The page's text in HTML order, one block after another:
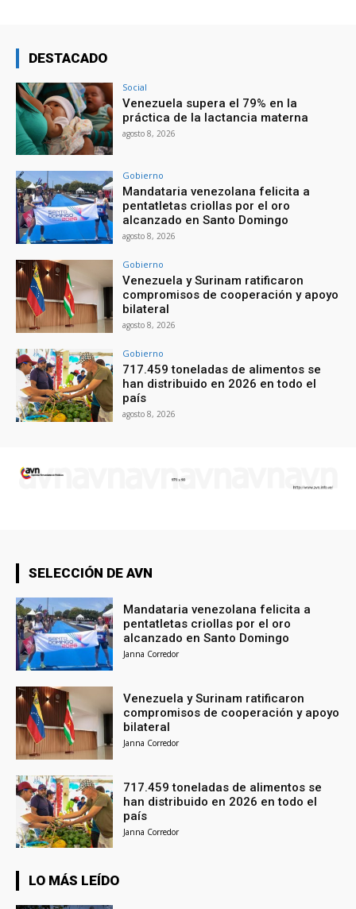
DESTACADO
Social
Venezuela supera el 79% en la
práctica de la lactancia materna
agosto 8, 2026
Gobierno
Mandataria venezolana felicita a
pentatletas criollas por el oro
alcanzado en Santo Domingo
agosto 8, 2026
Gobierno
Venezuela y Surinam ratificaron
compromisos de cooperación y apoyo
bilateral
agosto 8, 2026
Gobierno
717.459 toneladas de alimentos se
han distribuido en 2026 en todo el
país
agosto 8, 2026
SELECCIÓN DE AVN
Mandataria venezolana felicita a
pentatletas criollas por el oro
alcanzado en Santo Domingo
Janna Corredor
Venezuela y Surinam ratificaron
compromisos de cooperación y apoyo
bilateral
Janna Corredor
717.459 toneladas de alimentos se
han distribuido en 2026 en todo el
país
Janna Corredor
LO MÁS LEÍDO